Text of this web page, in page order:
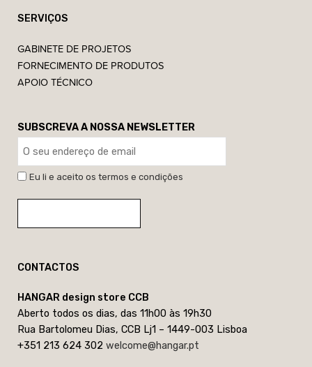
SERVIÇOS
GABINETE DE PROJETOS
FORNECIMENTO DE PRODUTOS
APOIO TÉCNICO
SUBSCREVA A NOSSA NEWSLETTER
Eu li e aceito os termos e condições
CONTACTOS
HANGAR design store CCB
Aberto todos os dias, das 11h00 às 19h30
Rua Bartolomeu Dias, CCB Lj1 – 1449-003 Lisboa
+351 213 624 302 welcome@hangar.pt